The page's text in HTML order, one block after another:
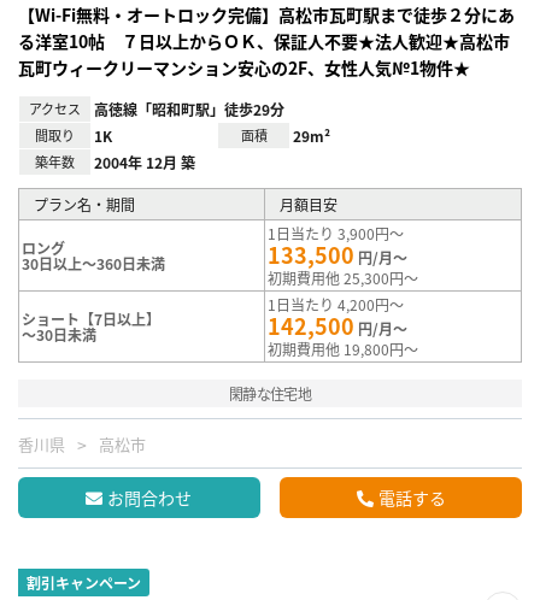
【Wi-Fi無料・オートロック完備】高松市瓦町駅まで徒歩２分にあ
る洋室10帖 ７日以上からＯＫ、保証人不要★法人歓迎★高松市
瓦町ウィークリーマンション安心の2F、女性人気№1物件★
アクセス 高徳線「昭和町駅」徒歩29分
間取り 1K 面積 29m²
築年数 2004年 12月 築
プラン名・期間 月額目安
ロング
30日以上～360日未満
1日当たり 3,900円～
133,500 円/月～
初期費用他 25,300円～
ショート【7日以上】
～30日未満
1日当たり 4,200円～
142,500 円/月～
初期費用他 19,800円～
閑静な住宅地
香川県 高松市
お問合わせ 電話する
割引キャンペーン